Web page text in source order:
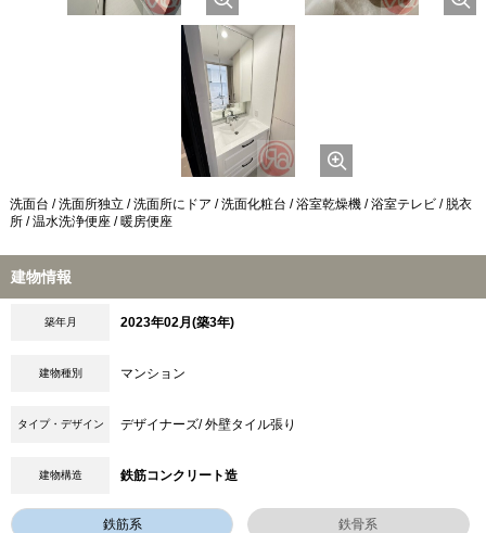
洗面台 / 洗面所独立 / 洗面所にドア / 洗面化粧台 / 浴室乾燥機 / 浴室テレビ / 脱衣
所 / 温水洗浄便座 / 暖房便座
建物情報
築年月 2023年02月(築3年)
建物種別 マンション
タイプ・デザイン デザイナーズ/ 外壁タイル張り
建物構造 鉄筋コンクリート造
鉄筋系 鉄骨系